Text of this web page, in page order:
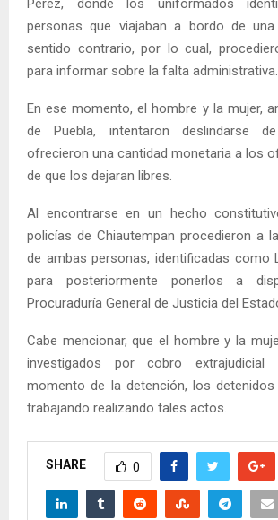
personas que viajaban a bordo de
sentido contrario, por lo cual,
para informar sobre la falta administrativa.
En ese momento, el hombre y la mujer,
de Puebla, intentaron deslindarse
ofrecieron una cantidad monetaria a los
de que los dejaran libres.
Al encontrarse en un hecho
policías de Chiautempan procedieron a
de ambas personas, identificadas como
para posteriormente ponerlos a
Procuraduría General de Justicia del
Cabe mencionar, que el hombre y la
investigados por cobro
momento de la detención, los
trabajando realizando tales actos.
SHARE 0